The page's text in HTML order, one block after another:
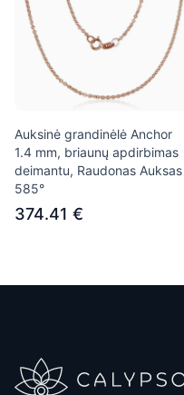
Auksinė grandinėlė Anchor
1.4 mm, briaunų apdirbimas
deimantu, Raudonas Auksas
585°
374.41 €